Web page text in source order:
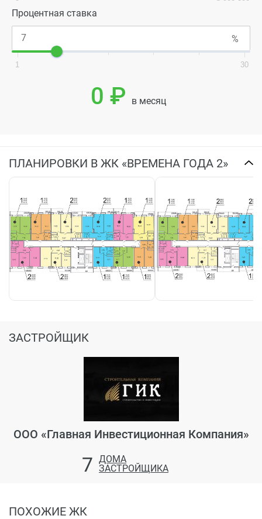
Процентная ставка
1 30
0 ₽ в месяц
ПЛАНИРОВКИ В ЖК «ВРЕМЕНА ГОДА 2»
ЗАСТРОЙЩИК
ООО «Главная Инвестиционная Компания»
7 ДОМА
ЗАСТРОЙЩИКА
ПОХОЖИЕ ЖК